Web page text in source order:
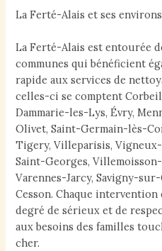
La Ferté-Alais et ses environs
La Ferté-Alais est entourée
communes qui bénéficient
rapide aux services de
celles-ci se comptent
Dammarie-les-Lys, Évry,
Olivet, Saint-Germain-lès-
Tigery, Villeparisis,
Saint-Georges,
Varennes-Jarcy, Savigny-
Cesson. Chaque intervention
degré de sérieux et de
aux besoins des familles
cher.